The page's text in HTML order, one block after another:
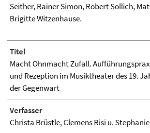
Seither, Rainer Simon, Robert Sollich,
Brigitte Witzenhause.
Titel
Macht Ohnmacht Zufall.
und Rezeption im Musiktheater des 19.
der Gegenwart
Verfasser
Christa Brüstle, Clemens Risi u.